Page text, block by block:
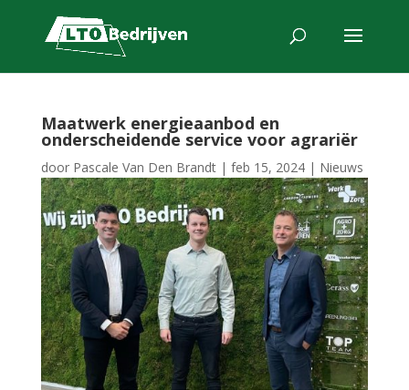
Maatwerk energieaanbod en
onderscheidende service voor agrariër
door Pascale Van Den Brandt| feb 15, 2024| Nieuws